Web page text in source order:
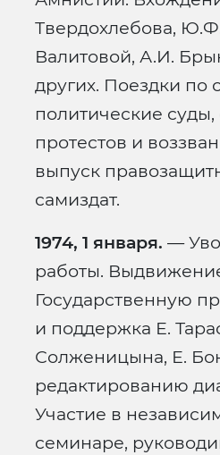
Твердохлебова,
Валитовой, А.И.
других. Поездки по
политические суды,
протестов и
выпуск
самиздат.
1974, 1 января. —
работы.
Государственную
и поддержка Е.
Солженицына, Е.
редактированию
Участие в
семинаре,